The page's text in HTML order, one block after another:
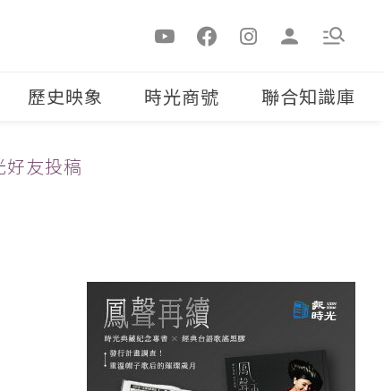
歷史映象 時光商號 聯合知識庫
好友投稿